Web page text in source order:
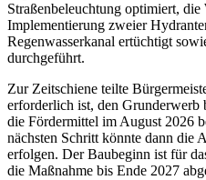
Straßenbeleuchtung optimiert,
Implementierung zweier
Regenwasserkanal ertüchtigt
durchgeführt.
Zur Zeitschiene teilte
erforderlich ist, den Grunderwerb
die Fördermittel im August 2026
nächsten Schritt könnte dann die
erfolgen. Der Baubeginn ist für
die Maßnahme bis Ende 2027